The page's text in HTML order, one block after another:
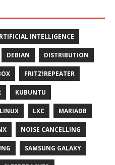
INTELLIGENCE
DEBIAN DISTRIBUTION
FRITZ!REPEATER
KUBUNTU
LINUX LXC MARIADB
NOISE CANCELLING
SAMSUNG GALAXY